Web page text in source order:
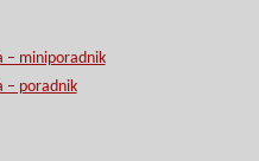
– miniporadnik
– poradnik